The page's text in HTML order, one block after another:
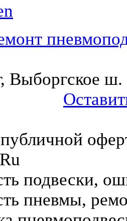
Выборгское
публичной
подвески,
пневмы,